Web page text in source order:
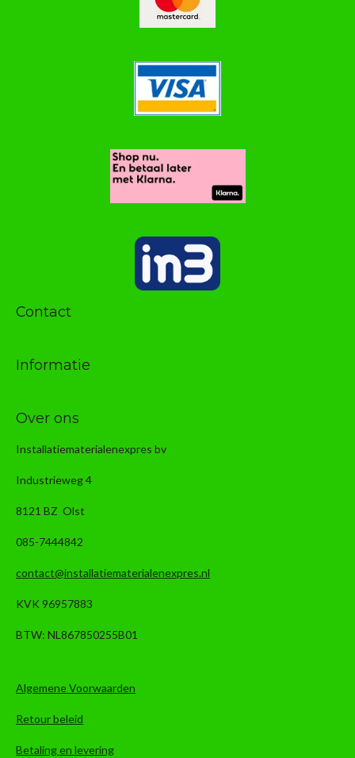
Contact
Informatie
Over ons
Installatiematerialenexpres bv
Industrieweg 4
8121 BZ Olst
085-7444842
contact@installatiematerialenexpres.nl
KVK 96957883
BTW: NL867850255B01
Algemene Voorwaarden
Retour beleid
Betaling en levering